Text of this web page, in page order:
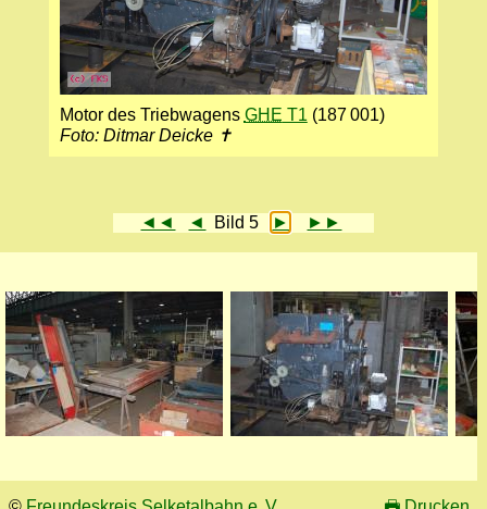
Motor des Triebwagens GHE T1 (187 001)
Foto: Ditmar Deicke ✝
◄◄ ◄ Bild 5 ► ►►